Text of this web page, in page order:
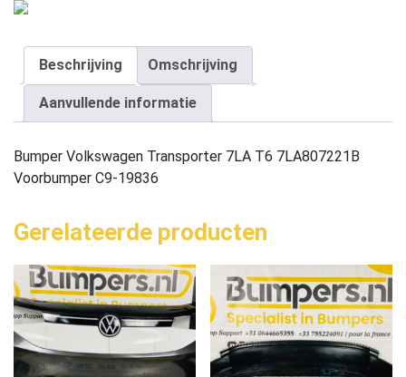
Beschrijving Omschrijving
Aanvullende informatie
Bumper Volkswagen Transporter 7LA T6 7LA807221B
Voorbumper C9-19836
Gerelateerde producten